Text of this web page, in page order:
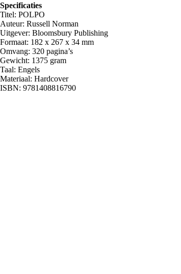
Specificaties
Titel: POLPO
Auteur: Russell Norman
Uitgever: Bloomsbury Publishing
Formaat: 182 x 267 x 34 mm
Omvang: 320 pagina’s
Gewicht: 1375 gram
Taal: Engels
Materiaal: Hardcover
ISBN: 9781408816790